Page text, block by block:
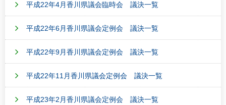
平成22年4月香川県議会臨時会 議決一覧
平成22年6月香川県議会定例会 議決一覧
平成22年9月香川県議会定例会 議決一覧
平成22年11月香川県議会定例会 議決一覧
平成23年2月香川県議会定例会 議決一覧